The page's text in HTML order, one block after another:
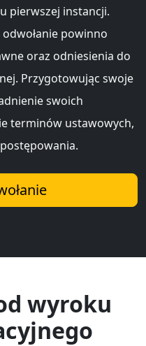
pierwszej instancji.
powinno
oraz odniesienia do
Przygotowując swoje
swoich
terminów ustawowych,
wyroku